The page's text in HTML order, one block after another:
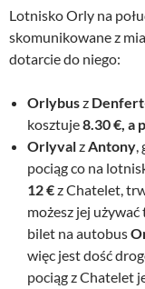
Lotnisko Orly na
skomunikowane z
dotarcie do niego:
Orlybusz
kosztuje8.30 €, a
Orlyvalz Antony
pociąg co na
12 €z Chatelet,
możesz jej
bilet na autobus
więc jest dość
pociąg z Chatelet